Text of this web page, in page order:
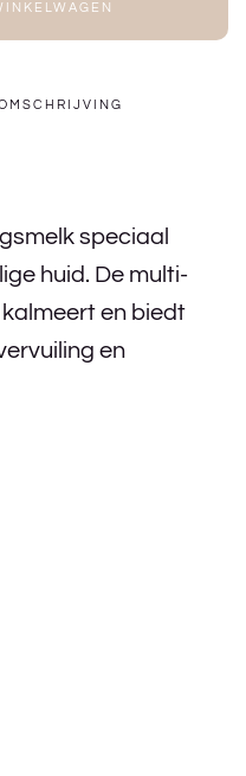
speciaal
huid. De multi-
en biedt
en